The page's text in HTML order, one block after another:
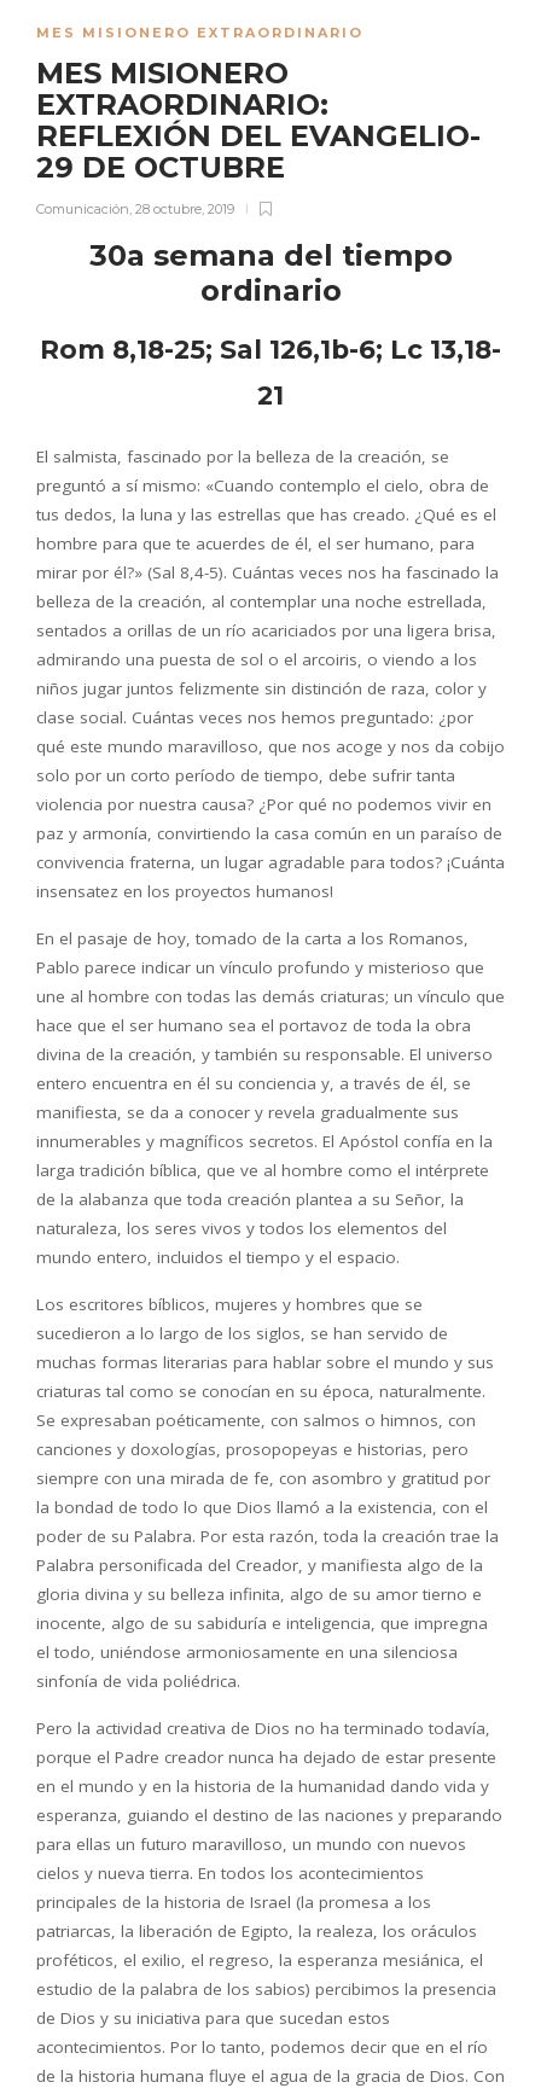
MES MISIONERO EXTRAORDINARIO
MES MISIONERO
EXTRAORDINARIO:
REFLEXIÓN DEL EVANGELIO-
29 DE OCTUBRE
Comunicación 28 octubre, 2019
30a semana del tiempo
ordinario
Rom 8,18-25; Sal 126,1b-6; Lc 13,18-
21
El salmista, fascinado por la belleza de la creación, se
preguntó a sí mismo: «Cuando contemplo el cielo, obra de
tus dedos, la luna y las estrellas que has creado. ¿Qué es el
hombre para que te acuerdes de él, el ser humano, para
mirar por él?» (Sal 8,4-5). Cuántas veces nos ha fascinado la
belleza de la creación, al contemplar una noche estrellada,
sentados a orillas de un río acariciados por una ligera brisa,
admirando una puesta de sol o el arcoiris, o viendo a los
niños jugar juntos felizmente sin distinción de raza, color y
clase social. Cuántas veces nos hemos preguntado: ¿por
qué este mundo maravilloso, que nos acoge y nos da cobijo
solo por un corto período de tiempo, debe sufrir tanta
violencia por nuestra causa? ¿Por qué no podemos vivir en
paz y armonía, convirtiendo la casa común en un paraíso de
convivencia fraterna, un lugar agradable para todos? ¡Cuánta
insensatez en los proyectos humanos!
En el pasaje de hoy, tomado de la carta a los Romanos,
Pablo parece indicar un vínculo profundo y misterioso que
une al hombre con todas las demás criaturas; un vínculo que
hace que el ser humano sea el portavoz de toda la obra
divina de la creación, y también su responsable. El universo
entero encuentra en él su conciencia y, a través de él, se
manifiesta, se da a conocer y revela gradualmente sus
innumerables y magníficos secretos. El Apóstol confía en la
larga tradición bíblica, que ve al hombre como el intérprete
de la alabanza que toda creación plantea a su Señor, la
naturaleza, los seres vivos y todos los elementos del
mundo entero, incluidos el tiempo y el espacio.
Los escritores bíblicos, mujeres y hombres que se
sucedieron a lo largo de los siglos, se han servido de
muchas formas literarias para hablar sobre el mundo y sus
criaturas tal como se conocían en su época, naturalmente.
Se expresaban poéticamente, con salmos o himnos, con
canciones y doxologías, prosopopeyas e historias, pero
siempre con una mirada de fe, con asombro y gratitud por
la bondad de todo lo que Dios llamó a la existencia, con el
poder de su Palabra. Por esta razón, toda la creación trae la
Palabra personificada del Creador, y manifiesta algo de la
gloria divina y su belleza infinita, algo de su amor tierno e
inocente, algo de su sabiduría e inteligencia, que impregna
el todo, uniéndose armoniosamente en una silenciosa
sinfonía de vida poliédrica.
Pero la actividad creativa de Dios no ha terminado todavía,
porque el Padre creador nunca ha dejado de estar presente
en el mundo y en la historia de la humanidad dando vida y
esperanza, guiando el destino de las naciones y preparando
para ellas un futuro maravilloso, un mundo con nuevos
cielos y nueva tierra. En todos los acontecimientos
principales de la historia de Israel (la promesa a los
patriarcas, la liberación de Egipto, la realeza, los oráculos
proféticos, el exilio, el regreso, la esperanza mesiánica, el
estudio de la palabra de los sabios) percibimos la presencia
de Dios y su iniciativa para que sucedan estos
acontecimientos. Por lo tanto, podemos decir que en el río
de la historia humana fluye el agua de la gracia de Dios. Con